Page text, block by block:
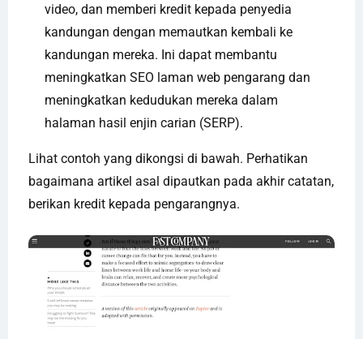
video, dan memberi kredit kepada penyedia
kandungan dengan memautkan kembali ke
kandungan mereka. Ini dapat membantu
meningkatkan SEO laman web pengarang dan
meningkatkan kedudukan mereka dalam
halaman hasil enjin carian (SERP).
Lihat contoh yang dikongsi di bawah. Perhatikan
bagaimana artikel asal dipautkan pada akhir catatan,
berikan kredit kepada pengarangnya.